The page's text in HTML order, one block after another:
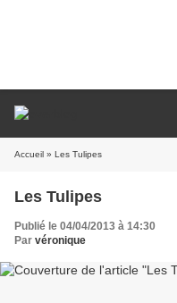
Accueil » Les Tulipes
Les Tulipes
Publié le 04/04/2013 à 14:30
Par véronique